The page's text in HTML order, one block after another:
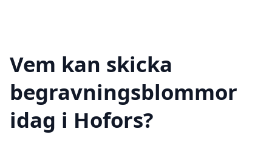
Vem kan skicka
begravningsblommor
idag i Hofors?